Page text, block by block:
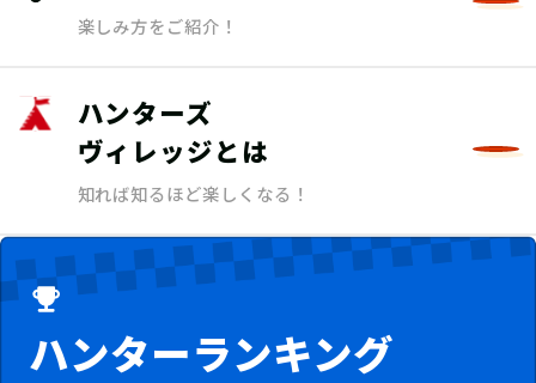
楽しみ方をご紹介！
ハンターズ
ヴィレッジとは
知れば知るほど楽しくなる！
ハンターランキング